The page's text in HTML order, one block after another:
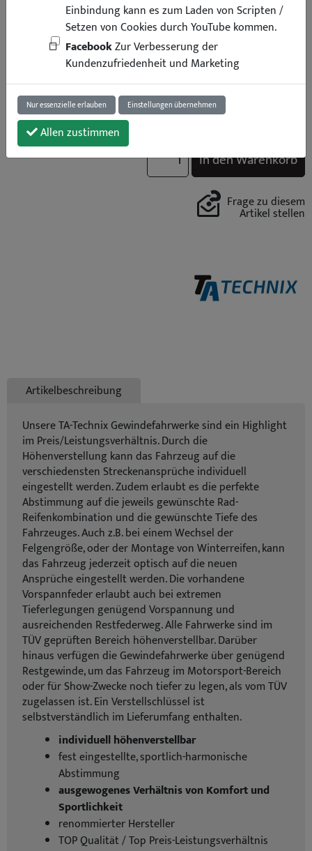
326,95 €
inkl. Mwstzzgl. Versand
Lieferung binnen 3 Arbeitstagen
In den Warenkorb
Frage zu diesem
Artikel stellen
Artikelbeschreibung
Unsere TA-Technix Gewindefahrwerke sind ein Highlight
im Preis/Leistungsverhältnis. Durch die
Höhenverstellung kann das Fahrzeug auf die
verschiedensten Streckenansprüche individuell
eingestellt werden. Zudem erlaubt es die perfekte
Abstimmung auf die jeweils gewünschte Rad-
Reifenkombination und die gewünschte Tiefe des
Fahrzeuges. Auch z.B. bei einem Wechsel der
Felgengröße, oder der Montage von Winterreifen, kann
das Fahrzeug jederzeit optisch auf die neuen
Ansprüche eingestellt werden. Die vorhandene
Vorspannfeder erlaubt auch bei extremen
Tieferlegungen genügend Vorspannung und
ausreichenden Restfederweg. Alle Fahrwerke sind im
TÜV geprüften Bereich höhenverstellbar. Darüber
hinaus verfügen die Gewindefahrwerke über genügend
Restgewinde, um das Fahrzeug im Motorsport-Bereich
oder für Show-Zwecke noch tiefer zu legen, als vom TÜV
zugelassen ist. Ein Verstellschlüssel ist
selbstverständlich im Lieferumfang enthalten.
individuell höhenverstellbar
fest eingestellte, sportlich-harmonische
Abstimmung
ausgewogenes Verhältnis von Komfort und
Sportlichkeit
renommierter Hersteller
TOP Qualität / Top Preis-Leistungsverhältnis
Einbindung kann es zum Laden von Scripten /
Setzen von Cookies durch YouTube kommen.
FacebookZur Verbesserung der
Kundenzufriedenheit und Marketing
Nur essenzielle erlauben Einstellungen übernehmen
Allen zustimmen